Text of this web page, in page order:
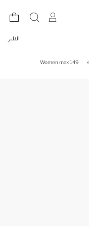
الفلتر
Women max 149